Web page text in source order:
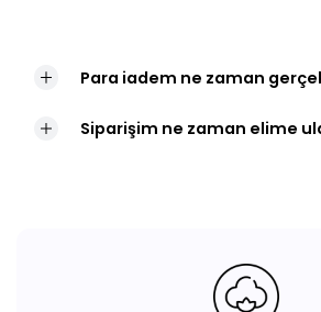
Para iadem ne zaman
Siparişim ne zaman elime